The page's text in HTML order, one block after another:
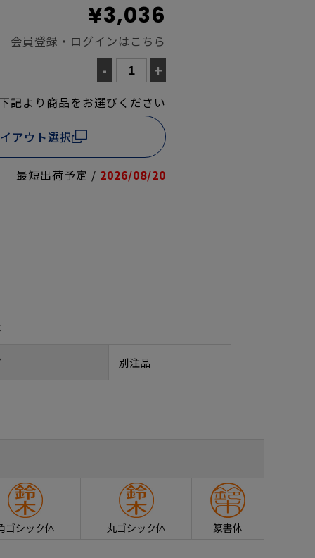
¥3,036
会員登録・ログインは こちら
- +
記より商品をお選びください
アウト選択
最短出荷予定 / 2026/08/20
別注品
ゴシック体 丸ゴシック体 篆書体